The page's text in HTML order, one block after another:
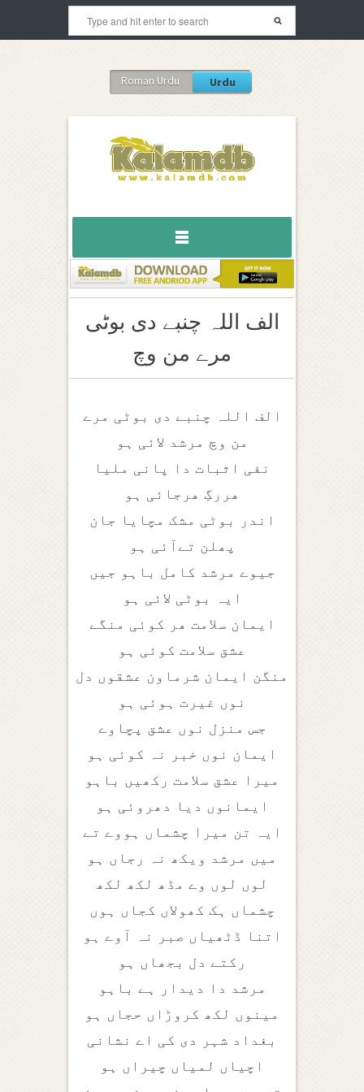
Roman Urdu Urdu
الف اللہ چنبے دی بوٹی
مرے من وچ
الف اللہ چنبے دی بوٹی مرے
من وچ مرشد لائی ہو
نفی اثبات دا پانی ملیا
ھررگِ ھرجائی ہو
اندر بوٹی مشک مچایا جان
پھلن تےآئی ہو
جیوے مرشد کامل باہو جیں
ایہ بوٹی لائی ہو
ایمان سلامت ھر کوئی منگے
عشق سلامت کوئی ہو
منگن ایمان شرماون عشقوں دل
نوں غیرت ہوئی ہو
جس منزل نوں عشق پچاوے
ایمان نوں خبر نہ کوئی ہو
میرا عشق سلامت رکھیں باہو
ایمانوں دیا دھروئی ہو
ایہ تن میرا چشماں ہووے تے
میں مرشد ویکھ نہ رجاں ہو
لوں لوں وے مڈھ لکھ لکھ
چشماں ہک کھولاں کجاں ہوں
اتنا ڈٹھیاں صبر نہ آوے ہو
رکتے دل بجھاں ہو
مرشد دا دیدار ہے باہو
مینوں لکھ کروڑاں حجاں ہو
بغداد شہر دی کی اے نشانی
اچیاں لمیاں چیراں ہو